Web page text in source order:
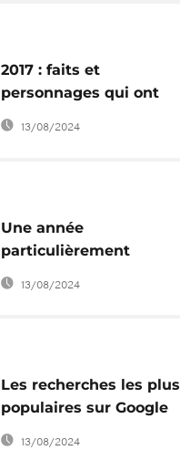
2017 : faits et
personnages qui ont
fait parler l'Afrique à
13/08/2024
Une année
particulièrement
meurtrière en Afrique
13/08/2024
Les recherches les plus
populaires sur Google
en 2017
13/08/2024